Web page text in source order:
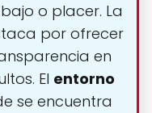
o placer. La
por ofrecer
en
El entorno
se encuentra